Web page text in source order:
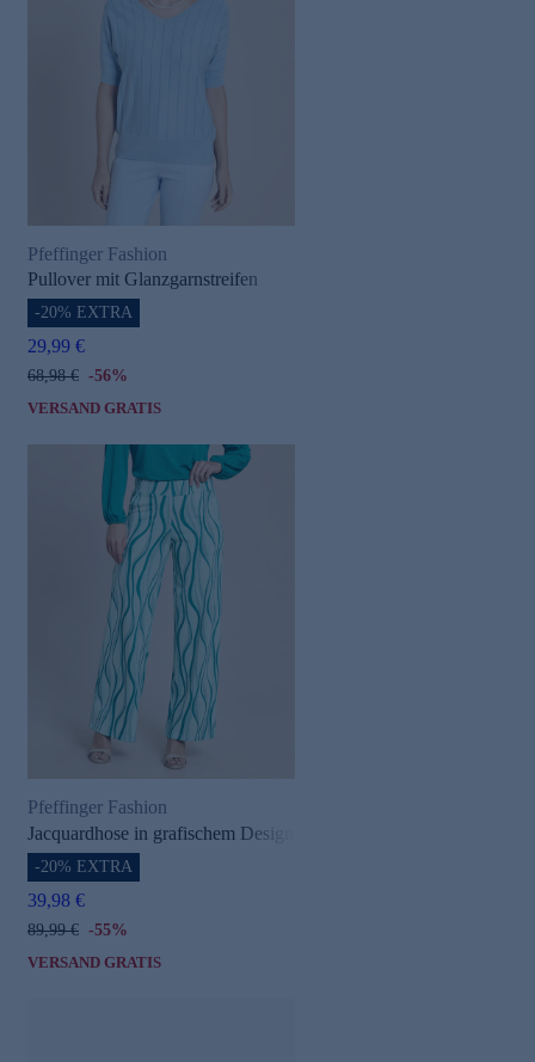
Pfeffinger Fashion
Pullover mit Glanzgarnstreifen
-20% EXTRA
29,99 €
68,98 € -56%
VERSAND GRATIS
Pfeffinger Fashion
Jacquardhose in grafischem Design
-20% EXTRA
39,98 €
89,99 € -55%
VERSAND GRATIS